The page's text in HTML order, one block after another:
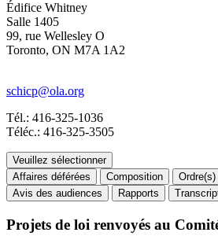
Édifice Whitney
Salle 1405
99, rue Wellesley O
Toronto, ON M7A 1A2
schicp@ola.org
Tél.: 416-325-1036
Téléc.: 416-325-3505
Veuillez sélectionner
Affaires déférées
Composition
Avis des audiences
Rapports
Projets de loi renvoyés au